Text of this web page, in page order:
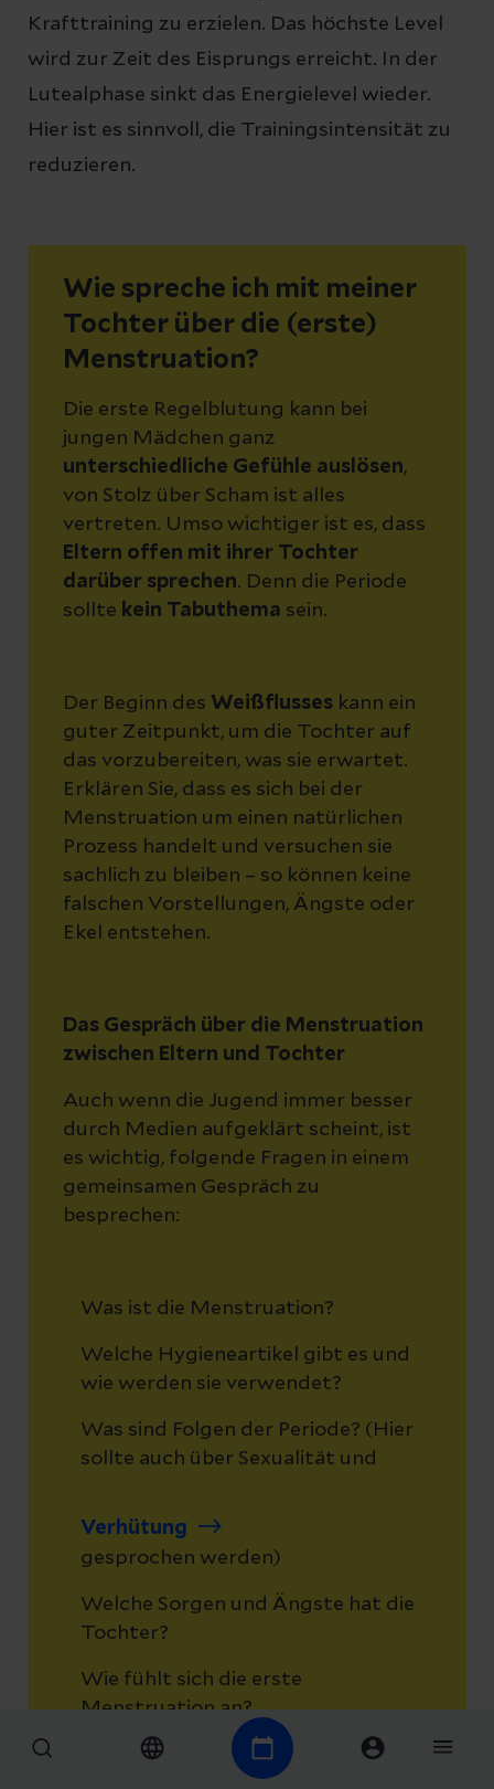
Krafttraining zu erzielen. Das höchste Level
wird zur Zeit des Eisprungs erreicht. In der
Lutealphase sinkt das Energielevel wieder.
Hier ist es sinnvoll, die Trainingsintensität zu
reduzieren.
Wie spreche ich mit meiner
Tochter über die (erste)
Menstruation?
Die erste Regelblutung kann bei
jungen Mädchen ganz
unterschiedliche Gefühle auslösen,
von Stolz über Scham ist alles
vertreten. Umso wichtiger ist es, dass
Eltern offen mit ihrer Tochter
darüber sprechen. Denn die Periode
sollte kein Tabuthema sein.
Der Beginn des Weißflusses kann ein
guter Zeitpunkt, um die Tochter auf
das vorzubereiten, was sie erwartet.
Erklären Sie, dass es sich bei der
Menstruation um einen natürlichen
Prozess handelt und versuchen sie
sachlich zu bleiben – so können keine
falschen Vorstellungen, Ängste oder
Ekel entstehen.
Das Gespräch über die Menstruation
zwischen Eltern und Tochter
Auch wenn die Jugend immer besser
durch Medien aufgeklärt scheint, ist
es wichtig, folgende Fragen in einem
gemeinsamen Gespräch zu
besprechen:
Was ist die Menstruation?
Welche Hygieneartikel gibt es und
wie werden sie verwendet?
Was sind Folgen der Periode? (Hier
sollte auch über Sexualität und
Verhütung
gesprochen werden)
Welche Sorgen und Ängste hat die
Tochter?
Wie fühlt sich die erste
Menstruation an?